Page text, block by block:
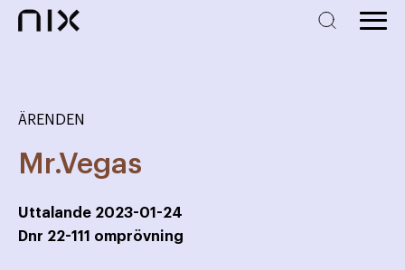
ÄRENDEN
Mr.Vegas
Uttalande 2023-01-24
Dnr 22-111 omprövning